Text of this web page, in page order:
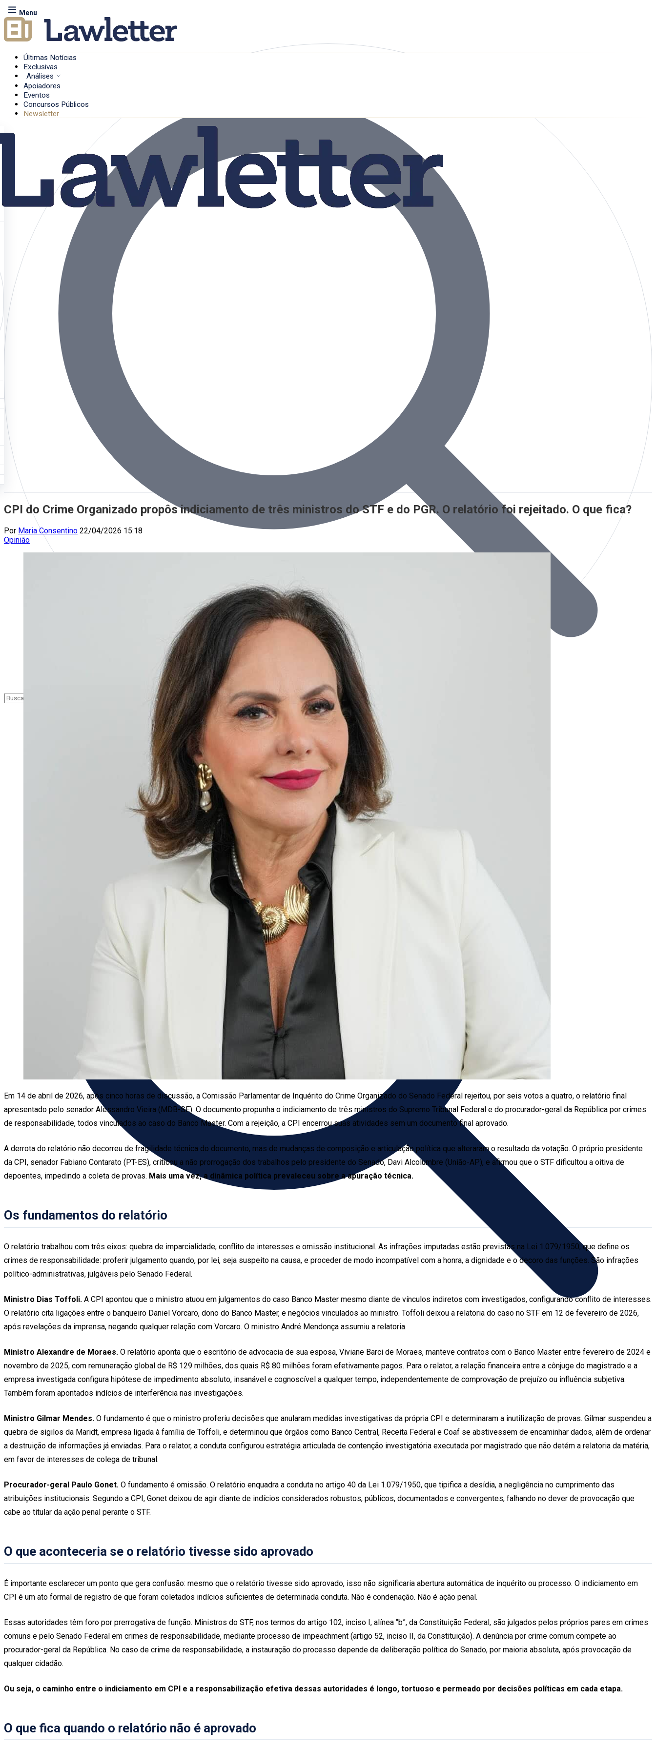
Menu
Últimas Notícias
Exclusivas
Análises
Apoiadores
Eventos
Concursos Públicos
Newsletter
CPI do Crime Organizado propôs indiciamento de três ministros do STF e do PGR. O relatório foi rejeitado. O que fica?
Por Maria Consentino 22/04/2026 15:18
Opinião
Em 14 de abril de 2026, após cinco horas de discussão, a Comissão Parlamentar de Inquérito do Crime Organizado do Senado Federal rejeitou, por seis votos a quatro, o relatório final
apresentado pelo senador Alessandro Vieira (MDB-SE). O documento propunha o indiciamento de três ministros do Supremo Tribunal Federal e do procurador-geral da República por crimes
de responsabilidade, todos vinculados ao caso do Banco Master. Com a rejeição, a CPI encerrou suas atividades sem um documento final aprovado.
A derrota do relatório não decorreu de fragilidade técnica do documento, mas de mudanças de composição e articulação política que alteraram o resultado da votação. O próprio presidente
da CPI, senador Fabiano Contarato (PT-ES), criticou a não prorrogação dos trabalhos pelo presidente do Senado, Davi Alcolumbre (União-AP), e afirmou que o STF dificultou a oitiva de
depoentes, impedindo a coleta de provas. Mais uma vez, a dinâmica política prevaleceu sobre a apuração técnica.
Os fundamentos do relatório
O relatório trabalhou com três eixos: quebra de imparcialidade, conflito de interesses e omissão institucional. As infrações imputadas estão previstas na Lei 1.079/1950, que define os
crimes de responsabilidade: proferir julgamento quando, por lei, seja suspeito na causa, e proceder de modo incompatível com a honra, a dignidade e o decoro das funções. São infrações
político-administrativas, julgáveis pelo Senado Federal.
Ministro Dias Toffoli. A CPI apontou que o ministro atuou em julgamentos do caso Banco Master mesmo diante de vínculos indiretos com investigados, configurando conflito de interesses.
O relatório cita ligações entre o banqueiro Daniel Vorcaro, dono do Banco Master, e negócios vinculados ao ministro. Toffoli deixou a relatoria do caso no STF em 12 de fevereiro de 2026,
após revelações da imprensa, negando qualquer relação com Vorcaro. O ministro André Mendonça assumiu a relatoria.
Ministro Alexandre de Moraes. O relatório aponta que o escritório de advocacia de sua esposa, Viviane Barci de Moraes, manteve contratos com o Banco Master entre fevereiro de 2024 e
novembro de 2025, com remuneração global de R$ 129 milhões, dos quais R$ 80 milhões foram efetivamente pagos. Para o relator, a relação financeira entre a cônjuge do magistrado e a
empresa investigada configura hipótese de impedimento absoluto, insanável e cognoscível a qualquer tempo, independentemente de comprovação de prejuízo ou influência subjetiva.
Também foram apontados indícios de interferência nas investigações.
Ministro Gilmar Mendes. O fundamento é que o ministro proferiu decisões que anularam medidas investigativas da própria CPI e determinaram a inutilização de provas. Gilmar suspendeu a
quebra de sigilos da Maridt, empresa ligada à família de Toffoli, e determinou que órgãos como Banco Central, Receita Federal e Coaf se abstivessem de encaminhar dados, além de ordenar
a destruição de informações já enviadas. Para o relator, a conduta configurou estratégia articulada de contenção investigatória executada por magistrado que não detém a relatoria da matéria,
em favor de interesses de colega de tribunal.
Procurador-geral Paulo Gonet. O fundamento é omissão. O relatório enquadra a conduta no artigo 40 da Lei 1.079/1950, que tipifica a desídia, a negligência no cumprimento das
atribuições institucionais. Segundo a CPI, Gonet deixou de agir diante de indícios considerados robustos, públicos, documentados e convergentes, falhando no dever de provocação que
cabe ao titular da ação penal perante o STF.
O que aconteceria se o relatório tivesse sido aprovado
É importante esclarecer um ponto que gera confusão: mesmo que o relatório tivesse sido aprovado, isso não significaria abertura automática de inquérito ou processo. O indiciamento em
CPI é um ato formal de registro de que foram coletados indícios suficientes de determinada conduta. Não é condenação. Não é ação penal.
Essas autoridades têm foro por prerrogativa de função. Ministros do STF, nos termos do artigo 102, inciso I, alínea “b”, da Constituição Federal, são julgados pelos próprios pares em crimes
comuns e pelo Senado Federal em crimes de responsabilidade, mediante processo de impeachment (artigo 52, inciso II, da Constituição). A denúncia por crime comum compete ao
procurador-geral da República. No caso de crime de responsabilidade, a instauração do processo depende de deliberação política do Senado, por maioria absoluta, após provocação de
qualquer cidadão.
Ou seja, o caminho entre o indiciamento em CPI e a responsabilização efetiva dessas autoridades é longo, tortuoso e permeado por decisões políticas em cada etapa.
O que fica quando o relatório não é aprovado